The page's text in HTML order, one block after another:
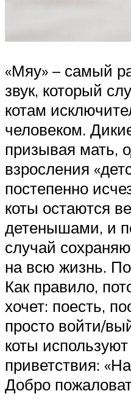
«Мяу» – самый
звук, который
котам
человеком.
призывая мать,
взросления
постепенно
коты остаются
детенышами, и
случай
на всю жизнь.
Как правило,
хочет: поесть,
просто войти/
коты
приветствия:
Добро